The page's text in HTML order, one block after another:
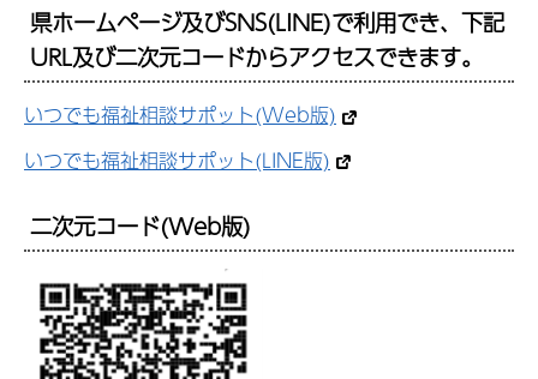
県ホームページ及びSNS(LINE)で利用でき、下記
URL及び二次元コードからアクセスできます。
いつでも福祉相談サポット(Web版)
いつでも福祉相談サポット(LINE版)
二次元コード(Web版)